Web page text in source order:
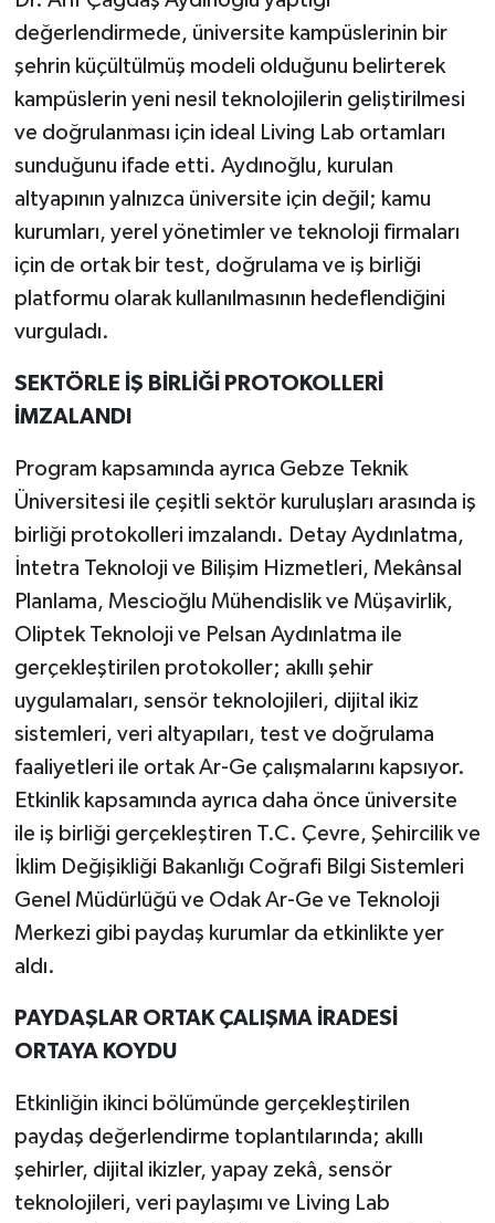
değerlendirmede, üniversite kampüslerinin bir
şehrin küçültülmüş modeli olduğunu belirterek
kampüslerin yeni nesil teknolojilerin geliştirilmesi
ve doğrulanması için ideal Living Lab ortamları
sunduğunu ifade etti. Aydınoğlu, kurulan
altyapının yalnızca üniversite için değil; kamu
kurumları, yerel yönetimler ve teknoloji firmaları
için de ortak bir test, doğrulama ve iş birliği
platformu olarak kullanılmasının hedeflendiğini
vurguladı.
SEKTÖRLE İŞ BİRLİĞİ PROTOKOLLERİ
İMZALANDI
Program kapsamında ayrıca Gebze Teknik
Üniversitesi ile çeşitli sektör kuruluşları arasında iş
birliği protokolleri imzalandı. Detay Aydınlatma,
İntetra Teknoloji ve Bilişim Hizmetleri, Mekânsal
Planlama, Mescioğlu Mühendislik ve Müşavirlik,
Oliptek Teknoloji ve Pelsan Aydınlatma ile
gerçekleştirilen protokoller; akıllı şehir
uygulamaları, sensör teknolojileri, dijital ikiz
sistemleri, veri altyapıları, test ve doğrulama
faaliyetleri ile ortak Ar-Ge çalışmalarını kapsıyor.
Etkinlik kapsamında ayrıca daha önce üniversite
ile iş birliği gerçekleştiren T.C. Çevre, Şehircilik ve
İklim Değişikliği Bakanlığı Coğrafi Bilgi Sistemleri
Genel Müdürlüğü ve Odak Ar-Ge ve Teknoloji
Merkezi gibi paydaş kurumlar da etkinlikte yer
aldı.
PAYDAŞLAR ORTAK ÇALIŞMA İRADESİ
ORTAYA KOYDU
Etkinliğin ikinci bölümünde gerçekleştirilen
paydaş değerlendirme toplantılarında; akıllı
şehirler, dijital ikizler, yapay zekâ, sensör
teknolojileri, veri paylaşımı ve Living Lab